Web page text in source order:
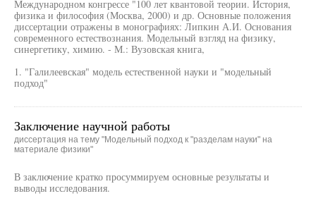
Международном конгрессе "100 лет квантовой теории. История,
физика и философия (Москва, 2000) и др. Основные положения
диссертации отражены в монографиях: Липкин А.И. Основания
современного естествознания. Модельный взгляд на физику,
синергетику, химию. - М.: Вузовская книга,
1. "Галилеевская" модель естественной науки и "модельный
подход"
Заключение научной работы
диссертация на тему "Модельный подход к "разделам науки" на
материале физики"
В заключение кратко просуммируем основные результаты и
выводы исследования.